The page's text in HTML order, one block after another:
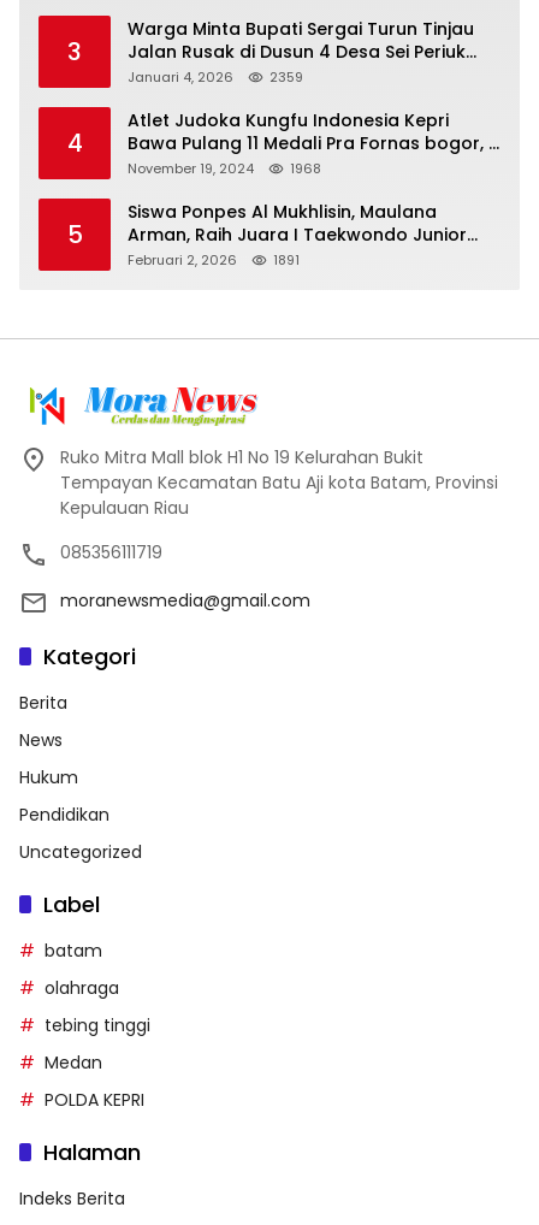
Tanjungpinang
3
Warga Minta Bupati Sergai Turun Tinjau
Jalan Rusak di Dusun 4 Desa Sei Periuk
Serdang Bedagai
Januari 4, 2026 2359
4
Atlet Judoka Kungfu Indonesia Kepri
Bawa Pulang 11 Medali Pra Fornas bogor, 3
Emas dan 8 Perunggu.
November 19, 2024 1968
5
Siswa Ponpes Al Mukhlisin, Maulana
Arman, Raih Juara I Taekwondo Junior
Putra di Riau National Championship 2026
Februari 2, 2026 1891
Ruko Mitra Mall blok H1 No 19 Kelurahan Bukit
Tempayan Kecamatan Batu Aji kota Batam, Provinsi
Kepulauan Riau
085356111719
moranewsmedia@gmail.com
Kategori
Berita
News
Hukum
Pendidikan
Uncategorized
Label
batam
olahraga
tebing tinggi
Medan
POLDA KEPRI
Halaman
Indeks Berita